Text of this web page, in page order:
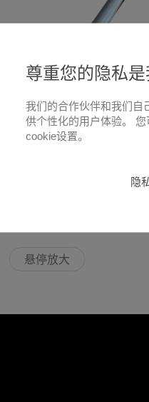
悬停放大
尊重您的隐私
我们的合作伙伴和我们自
供个性化的用户体验。
cookie设置。
隐